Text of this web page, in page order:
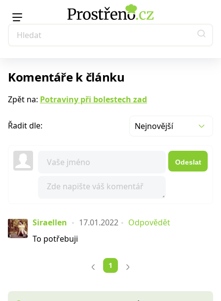
Komentáře k článku
Zpět na: Potraviny při bolestech zad
Řadit dle: Nejnovější
Odeslat
Siraellen 17.01.2022
Odpovědět
To potřebuji
1